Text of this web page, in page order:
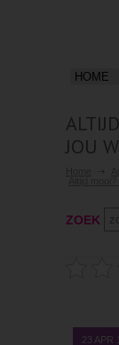
JOU
ZOEK
23 APR